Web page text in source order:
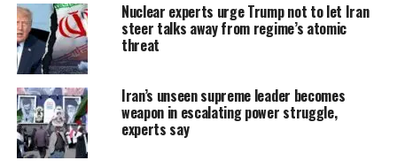
Nuclear experts urge Trump not to let Iran
steer talks away from regime’s atomic
threat
Iran’s unseen supreme leader becomes
weapon in escalating power struggle,
experts say